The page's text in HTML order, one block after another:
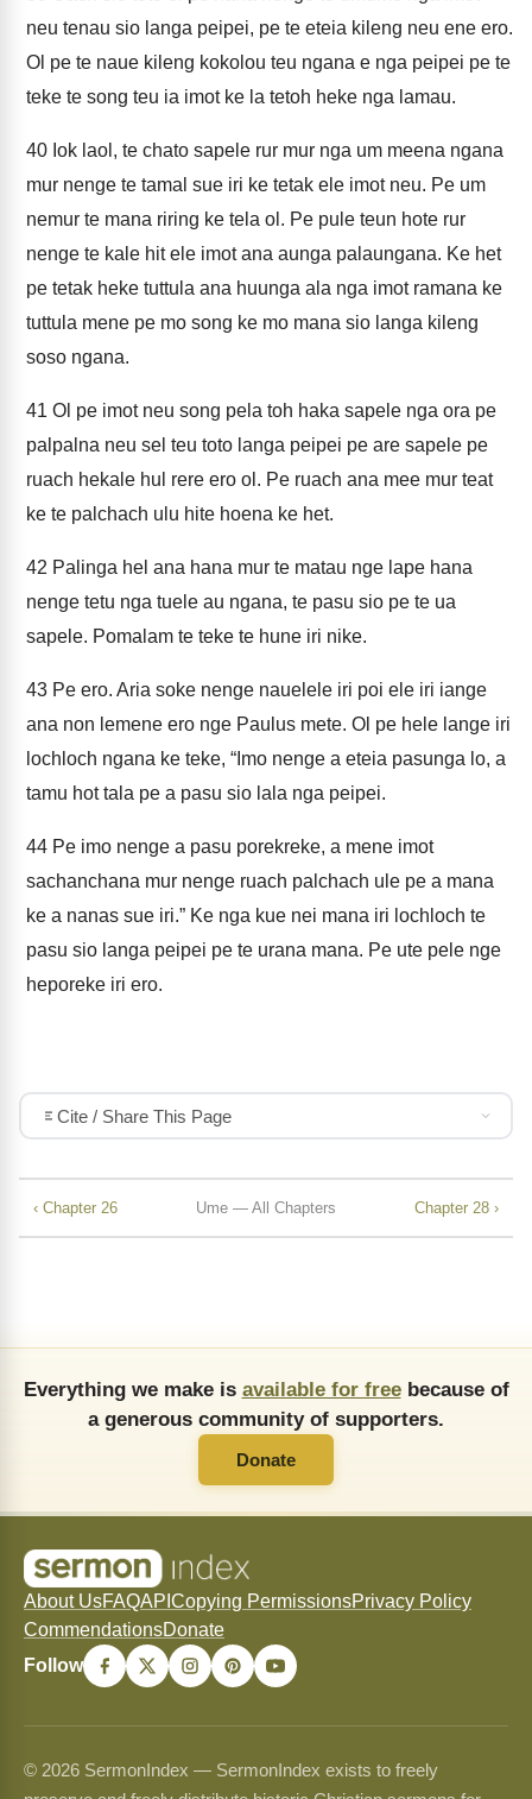
neu tenau sio langa peipei, pe te eteia kileng neu ene ero.
Ol pe te naue kileng kokolou teu ngana e nga peipei pe te
teke te song teu ia imot ke la tetoh heke nga lamau.
40 Iok laol, te chato sapele rur mur nga um meena ngana
mur nenge te tamal sue iri ke tetak ele imot neu. Pe um
nemur te mana riring ke tela ol. Pe pule teun hote rur
nenge te kale hit ele imot ana aunga palaungana. Ke het
pe tetak heke tuttula ana huunga ala nga imot ramana ke
tuttula mene pe mo song ke mo mana sio langa kileng
soso ngana.
41 Ol pe imot neu song pela toh haka sapele nga ora pe
palpalna neu sel teu toto langa peipei pe are sapele pe
ruach hekale hul rere ero ol. Pe ruach ana mee mur teat
ke te palchach ulu hite hoena ke het.
42 Palinga hel ana hana mur te matau nge lape hana
nenge tetu nga tuele au ngana, te pasu sio pe te ua
sapele. Pomalam te teke te hune iri nike.
43 Pe ero. Aria soke nenge nauelele iri poi ele iri iange
ana non lemene ero nge Paulus mete. Ol pe hele lange iri
lochloch ngana ke teke, “Imo nenge a eteia pasunga lo, a
tamu hot tala pe a pasu sio lala nga peipei.
44 Pe imo nenge a pasu porekreke, a mene imot
sachanchana mur nenge ruach palchach ule pe a mana
ke a nanas sue iri.” Ke nga kue nei mana iri lochloch te
pasu sio langa peipei pe te urana mana. Pe ute pele nge
heporeke iri ero.
Cite / Share This Page
‹ Chapter 26 Ume — All Chapters Chapter 28 ›
Everything we make is available for freebecause of
a generous community of supporters.
Donate
About UsFAQAPI Copying PermissionsPrivacy Policy
CommendationsDonate
Follow
© 2026 SermonIndex — SermonIndex exists to freely